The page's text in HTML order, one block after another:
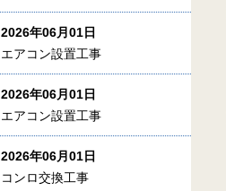
2026年06月01日
エアコン設置工事
2026年06月01日
エアコン設置工事
2026年06月01日
コンロ交換工事